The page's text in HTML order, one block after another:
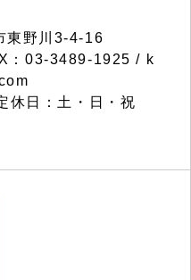
野川3-4-16
：03-3489-1925 / k
休日：土・日・祝